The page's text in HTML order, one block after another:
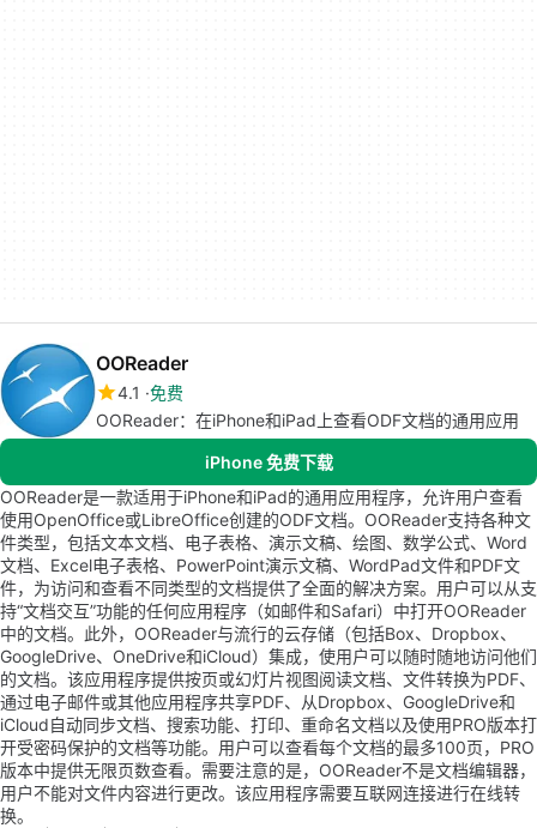
OOReader
4.1 免费
OOReader：在iPhone和iPad上查看ODF文档的通用应用
iPhone 免费下载
OOReader是一款适用于iPhone和iPad的通用应用程序，允许用户查看
使用OpenOffice或LibreOffice创建的ODF文档。OOReader支持各种文
件类型，包括文本文档、电子表格、演示文稿、绘图、数学公式、Word
文档、Excel电子表格、PowerPoint演示文稿、WordPad文件和PDF文
件，为访问和查看不同类型的文档提供了全面的解决方案。用户可以从支
持“文档交互”功能的任何应用程序（如邮件和Safari）中打开OOReader
中的文档。此外，OOReader与流行的云存储（包括Box、Dropbox、
GoogleDrive、OneDrive和iCloud）集成，使用户可以随时随地访问他们
的文档。该应用程序提供按页或幻灯片视图阅读文档、文件转换为PDF、
通过电子邮件或其他应用程序共享PDF、从Dropbox、GoogleDrive和
iCloud自动同步文档、搜索功能、打印、重命名文档以及使用PRO版本打
开受密码保护的文档等功能。用户可以查看每个文档的最多100页，PRO
版本中提供无限页数查看。需要注意的是，OOReader不是文档编辑器，
用户不能对文件内容进行更改。该应用程序需要互联网连接进行在线转
换。